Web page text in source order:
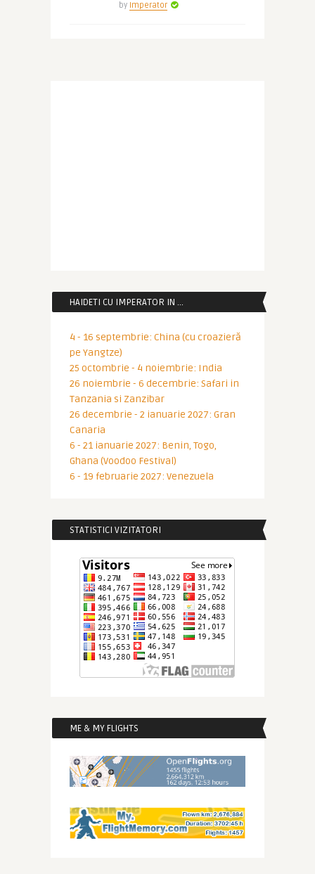
by Imperator
HAIDETI CU IMPERATOR IN …
4 - 16 septembrie: China (cu croazieră
pe Yangtze)
25 octombrie - 4 noiembrie: India
26 noiembrie - 6 decembrie: Safari in
Tanzania si Zanzibar
26 decembrie - 2 ianuarie 2027: Gran
Canaria
6 - 21 ianuarie 2027: Benin, Togo,
Ghana (Voodoo Festival)
6 - 19 februarie 2027: Venezuela
STATISTICI VIZITATORI
ME & MY FLIGHTS